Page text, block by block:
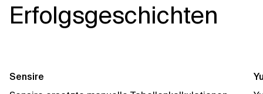
Erfolgsgeschichten
Sensire